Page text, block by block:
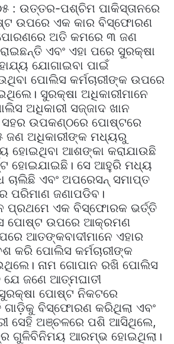
: ଉତ୍ତର-ପଶ୍ଚିମ ପାକିସ୍ତାନରେ
ଉପରେ ଏକ କାର ବିସ୍ଫୋରଣ
ଅତି କମରେ ୩ ଜଣ
ଏବଂ ଏହା ପରେ ସୁରକ୍ଷା
ଯୋଗାଇବା ପାଇଁ
ପୋଲିସ କର୍ମଚାରୀଙ୍କ ଉପରେ
ସୁରକ୍ଷା ଅଧିକାରୀମାନେ
ଅଧିକାରୀ ସଜ୍ଜାଦ ଖାନ
ସହର ଉପକଣ୍ଠରେ ପୋଷ୍ଟରେ
ଜଣ ଅଧିକାରୀଙ୍କ ମଧ୍ୟରୁ
ହୋଇଥିବା ଆଶଙ୍କା କରାଯାଉଛି
ହୋଇଯାଇଛି। ସେ ଆହୁରି ମଧ୍ୟ
ଏବଂ ଅପରେସନ୍ ସମାପ୍ତ
ପରିମାଣ ଜଣାପଡିବ।
ପ୍ରଥମେ ଏକ ବିସ୍ଫୋରକ ଭର୍ତ୍ତି
ପୋଷ୍ଟ ଉପରେ ଆକ୍ରମଣ
ଆତଙ୍କବାଦୀମାନେ ଏହାର
କରି ପୋଲିସ କର୍ମଚାରୀଙ୍କ
ନାମ ଗୋପାନ ରଖି ପୋଲିସ
ଯେ ଜଣେ ଆତ୍ମଘାତୀ
ପୋଷ୍ଟ ନିକଟରେ
ବିସ୍ଫୋରଣ କରିଥିଲା ​​ଏବଂ
ସେହି ଅଞ୍ଚଳରେ ପଶି ଆସିଥିଲେ,
ଗୁଳିବିନିମୟ ଆରମ୍ଭ ହୋଇଥିଲା।